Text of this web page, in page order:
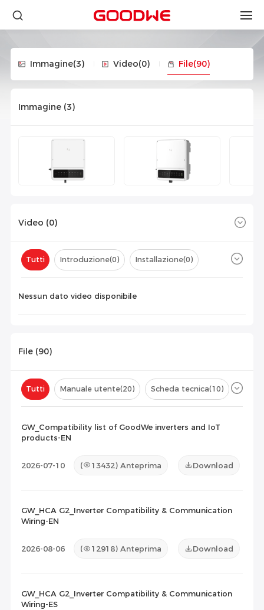
Immagine(3) Video(0) File(90)
Immagine (3)
Video (0)
Tutti Introduzione(0) Installazione(0)
Nessun dato video disponibile
File (90)
Tutti Manuale utente(20) Scheda tecnica(10)
Documento di manutenzione
GW_Compatibility list of GoodWe inverters and IoT
products-EN
2026-07-10 ( 13432) Anteprima Download
GW_HCA G2_Inverter Compatibility & Communication
Wiring-EN
2026-08-06 ( 12918) Anteprima Download
GW_HCA G2_Inverter Compatibility & Communication
Wiring-ES